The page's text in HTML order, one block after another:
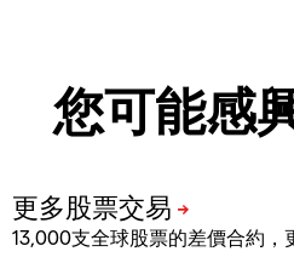
您可能感
13,000支全球股票的差價合約，